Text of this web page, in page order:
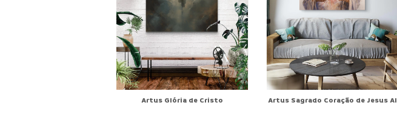
Artus Glória de Cristo Artus Sagrado Coração de Jesus AI